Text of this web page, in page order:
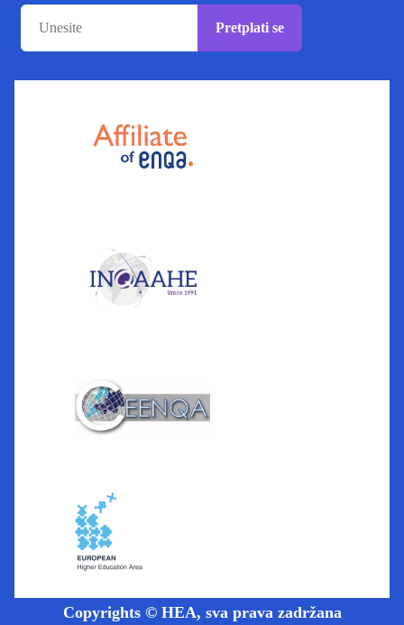
Pretplati se
Copyrights © HEA, sva prava zadržana